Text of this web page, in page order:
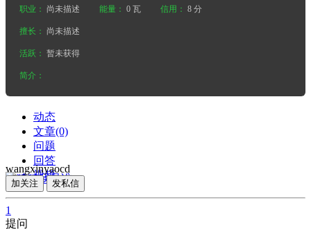
职业： 尚未描述 能量： 0 瓦 信用： 8 分
擅长： 尚未描述
活跃： 暂未获得
简介：
动态
文章(0)
问题
回答
视频
wangxinyaocd
加关注 发私信
1
提问